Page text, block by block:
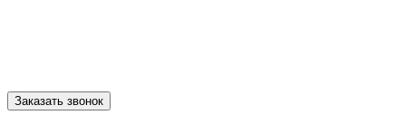
Заказать звонок